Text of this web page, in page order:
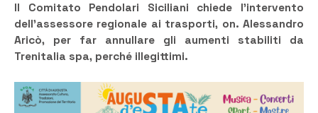
Il Comitato Pendolari Siciliani chiede l’intervento
dell’assessore regionale ai trasporti, on. Alessandro
Aricò, per far annullare gli aumenti stabiliti da
Trenitalia spa, perché illegittimi.